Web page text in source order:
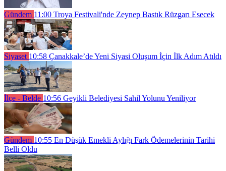
Gündem 11:00 Troya Festivali'nde Zeynep Bastık Rüzgarı Esecek
Siyaset 10:58 Çanakkale’de Yeni Siyasi Oluşum İçin İlk Adım Atıldı
İlçe - Belde 10:56 Geyikli Belediyesi Sahil Yolunu Yeniliyor
Gündem 10:55 En Düşük Emekli Aylığı Fark Ödemelerinin Tarihi
Belli Oldu